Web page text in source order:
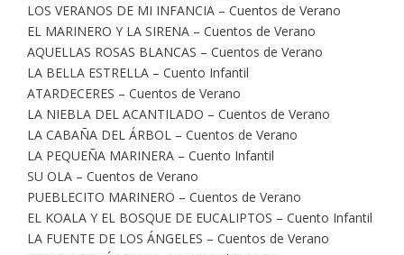
LOS VERANOS DE MI INFANCIA – Cuentos de Verano
EL MARINERO Y LA SIRENA – Cuentos de Verano
AQUELLAS ROSAS BLANCAS – Cuentos de Verano
LA BELLA ESTRELLA – Cuento Infantil
ATARDECERES – Cuentos de Verano
LA NIEBLA DEL ACANTILADO – Cuentos de Verano
LA CABAÑA DEL ÁRBOL – Cuentos de Verano
LA PEQUEÑA MARINERA – Cuento Infantil
SU OLA – Cuentos de Verano
PUEBLECITO MARINERO – Cuentos de Verano
EL KOALA Y EL BOSQUE DE EUCALIPTOS – Cuento Infantil
LA FUENTE DE LOS ÁNGELES – Cuentos de Verano